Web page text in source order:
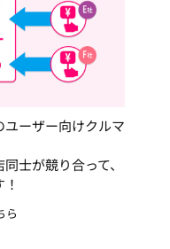
ーザー向けクルマ
士が競り合って、
ら